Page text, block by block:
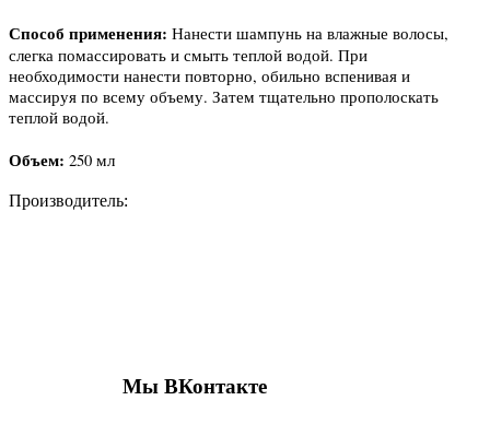
Способ применения: Нанести шампунь на влажные волосы,
слегка помассировать и смыть теплой водой. При
необходимости нанести повторно, обильно вспенивая и
массируя по всему объему. Затем тщательно прополоскать
теплой водой.
Объем: 250 мл
Производитель:
Мы ВКонтакте